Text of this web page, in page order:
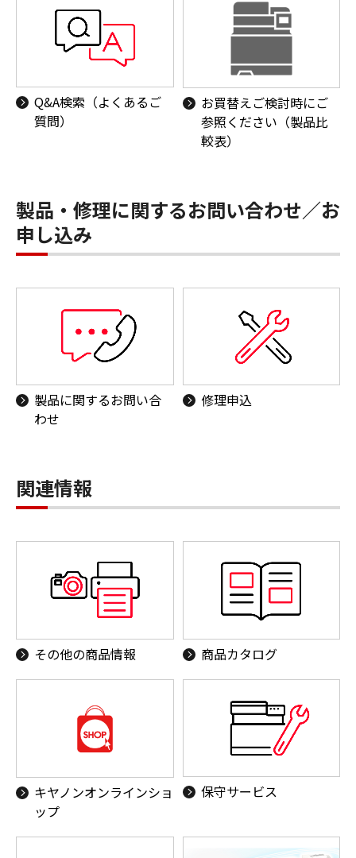
Q&A検索（よくあるご
質問）
お買替えご検討時にご
参照ください（製品比
較表）
製品・修理に関するお問い合わせ／お
申し込み
製品に関するお問い合
わせ
修理申込
関連情報
その他の商品情報 商品カタログ
キヤノンオンラインショ
ップ
保守サービス